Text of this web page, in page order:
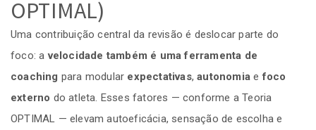
OPTIMAL)
Uma contribuição central da revisão é deslocar parte do
foco: avelocidade também é uma ferramenta de
coaching para modular expectativas,autonomia efoco
externo do atleta. Esses fatores — conforme a Teoria
OPTIMAL — elevam autoeficácia, sensação de escolha e